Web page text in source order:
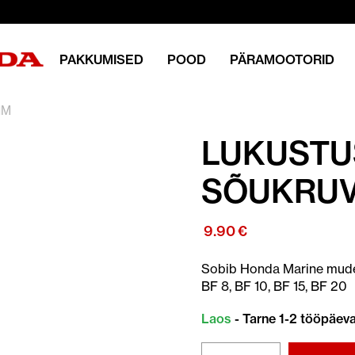
PAKKUMISED POOD PÄRAMOOTORID
9.90€
Sobib Honda Marine
BF 8, BF 10, BF 15, BF 20
Laos - Tarne 1-2